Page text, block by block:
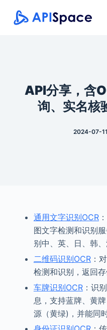
跳
过
API分享，含
询、实名核
2024-07-11
通用文字识别OCR
图文字检测和识别
别中、英、日、韩、
二维码识别OCR：
检测和识别，返回存
车牌识别OCR：识
息，支持蓝牌、黄
源（黄绿)，并能同